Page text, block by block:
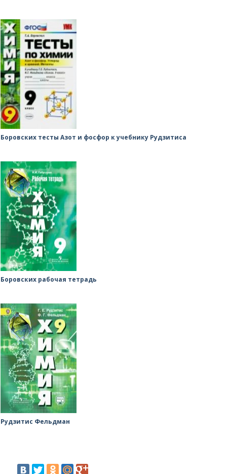
Боровских тесты Азот и фосфор к учебнику Рудзитиса
Боровских рабочая тетрадь
Рудзитис Фельдман